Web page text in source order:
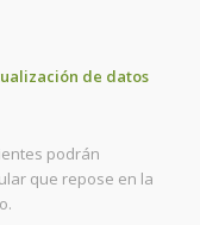
de datos
podrán
que repose en la